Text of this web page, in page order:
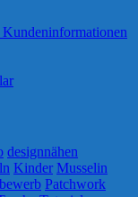
designnähen
Kinder Musselin
Patchwork